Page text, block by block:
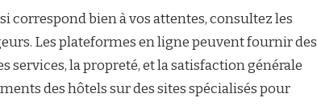
correspond bien à vos attentes, consultez les
Les plateformes en ligne peuvent fournir des
la propreté, et la satisfaction générale
des hôtels sur des sites spécialisés pour